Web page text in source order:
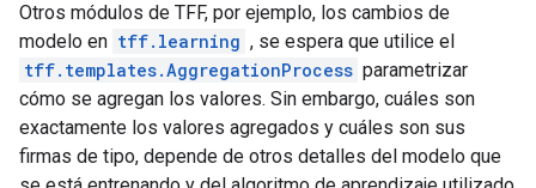
Otros módulos de TFF, por ejemplo, los cambios de
modelo en tff.learning , se espera que utilice el
tff.templates.AggregationProcess parametrizar
cómo se agregan los valores. Sin embargo, cuáles son
exactamente los valores agregados y cuáles son sus
firmas de tipo, depende de otros detalles del modelo que